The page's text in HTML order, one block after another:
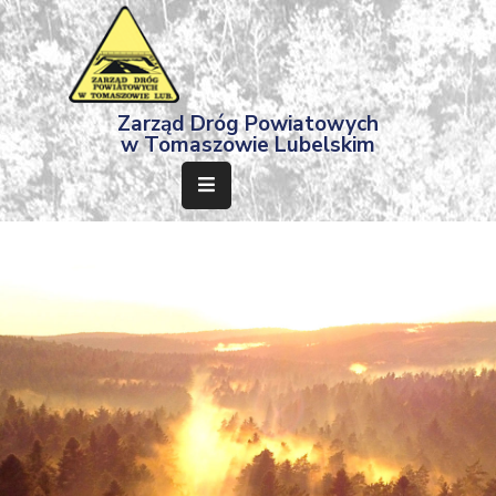
Zarząd Dróg Powiatowych
w Tomaszowie Lubelskim
Strona
Główna
Aktualności
Przetargi
Deklaracja
Dostępności
Kontakt